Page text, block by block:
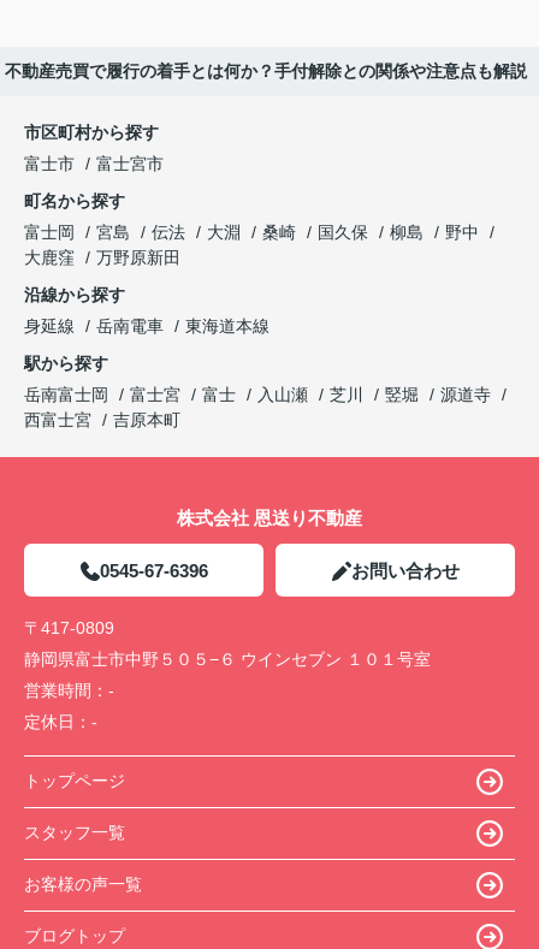
不動産売買で履行の着手とは何か？手付解除との関係や注意点も解説
市区町村から探す
富士市
富士宮市
町名から探す
富士岡
宮島 伝法 大淵 桑崎 国久保 柳島
野中
大鹿窪
万野原新田
沿線から探す
身延線
岳南電車
東海道本線
駅から探す
岳南富士岡
富士宮 富士 入山瀬 芝川 竪堀
源道寺
西富士宮
吉原本町
株式会社 恩送り不動産
0545-67-6396 お問い合わせ
〒417-0809
静岡県富士市中野５０５−６ ウインセブン １０１号室
営業時間： -
定休日： -
トップページ
スタッフ一覧
お客様の声一覧
ブログトップ